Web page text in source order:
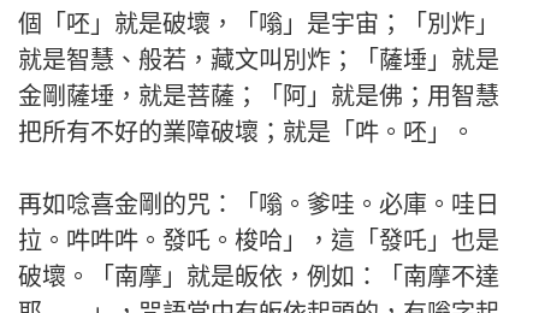
個「呸」就是破壞，「嗡」是宇宙；「別炸」
就是智慧、般若，藏文叫別炸；「薩埵」就是
金剛薩埵，就是菩薩；「阿」就是佛；用智慧
把所有不好的業障破壞；就是「吽。呸」。
再如唸喜金剛的咒：「嗡。爹哇。必庫。哇日
拉。吽吽吽。發吒。梭哈」，這「發吒」也是
破壞。「南摩」就是皈依，例如：「南摩不達